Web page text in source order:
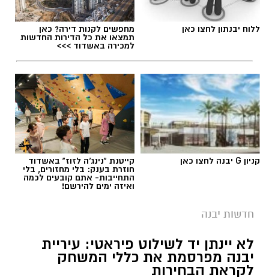
ללוח יבנתון לחצו כאן מחפשים לקנות דירה? כאן
תמצאו את כל הדירות החדשות
למכירה באשדוד >>>
קניון G יבנה לחצו כאן קייטנת "נינג'ה לזוז" באשדוד
חוזרת בענק: בלי מחזורים, בלי
התחייבות- אתם קובעים לכמה
ואיזה ימים להירשם!
חדשות יבנה
לא יינתן יד לשילוט פיראטי: עיריית
יבנה מפרסמת את כללי המשחק
לקראת הבחירות